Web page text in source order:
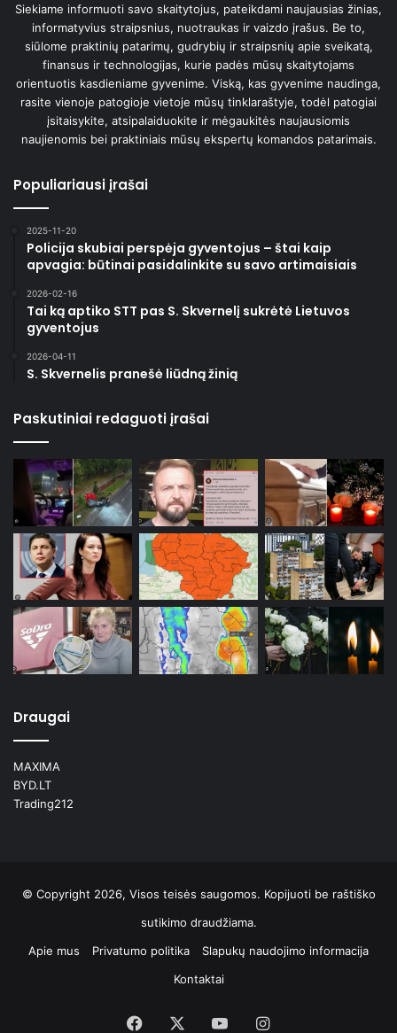
Siekiame informuoti savo skaitytojus, pateikdami naujausias žinias,
informatyvius straipsnius, nuotraukas ir vaizdo įrašus. Be to,
siūlome praktinių patarimų, gudrybių ir straipsnių apie sveikatą,
finansus ir technologijas, kurie padės mūsų skaitytojams
orientuotis kasdieniame gyvenime. Viską, kas gyvenime naudinga,
rasite vienoje patogioje vietoje mūsų tinklaraštyje, todėl patogiai
įsitaisykite, atsipalaiduokite ir mėgaukitės naujausiomis
naujienomis bei praktiniais mūsų ekspertų komandos patarimais.
Populiariausi įrašai
2025-11-20
Policija skubiai perspėja gyventojus – štai kaip
apvagia: būtinai pasidalinkite su savo artimaisiais
2026-02-16
Tai ką aptiko STT pas S. Skvernelį sukrėtė Lietuvos
gyventojus
2026-04-11
S. Skvernelis pranešė liūdną žinią
Paskutiniai redaguoti įrašai
Draugai
MAXIMA
BYD.LT
Trading212
© Copyright 2026, Visos teisės saugomos. Kopijuoti be raštiško
sutikimo draudžiama.
Apie mus
Privatumo politika
Slapukų naudojimo informacija
Kontaktai
Facebook YouTubeInstagram